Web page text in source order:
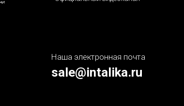
Наша электронная почта
sale@intalika.ru